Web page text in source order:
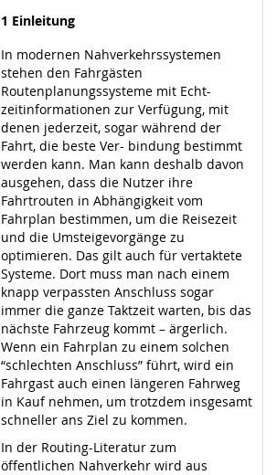
1 Einleitung
In modernen Nahverkehrssystemen
stehen den Fahrgästen
Routenplanungssysteme mit Echt-
zeitinformationen zur Verfügung, mit
denen jederzeit, sogar während der
Fahrt, die beste Ver- bindung bestimmt
werden kann. Man kann deshalb davon
ausgehen, dass die Nutzer ihre
Fahrtrouten in Abhängigkeit vom
Fahrplan bestimmen, um die Reisezeit
und die Umsteigevorgänge zu
optimieren. Das gilt auch für vertaktete
Systeme. Dort muss man nach einem
knapp verpassten Anschluss sogar
immer die ganze Taktzeit warten, bis das
nächste Fahrzeug kommt – ärgerlich.
Wenn ein Fahrplan zu einem solchen
“schlechten Anschluss” führt, wird ein
Fahrgast auch einen längeren Fahrweg
in Kauf nehmen, um trotzdem insgesamt
schneller ans Ziel zu kommen.
In der Routing-Literatur zum
öffentlichen Nahverkehr wird aus